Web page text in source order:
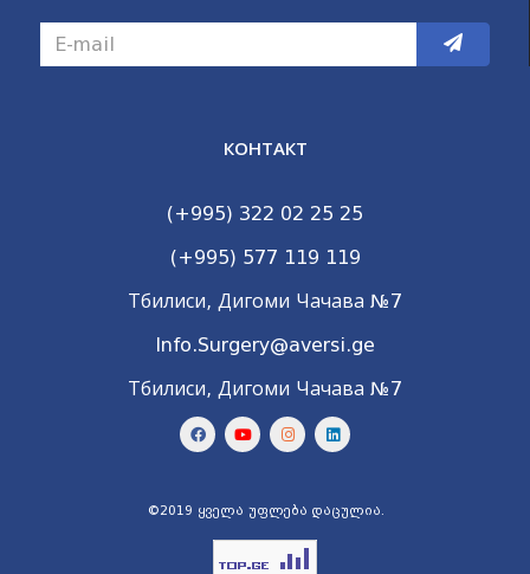
КОНТАКТ
(+995) 322 02 25 25
(+995) 577 119 119
Тбилиси, Дигоми Чачава №7
Info.Surgery@aversi.ge
Тбилиси, Дигоми Чачава №7
©2019 ყველა უფლება დაცულია.